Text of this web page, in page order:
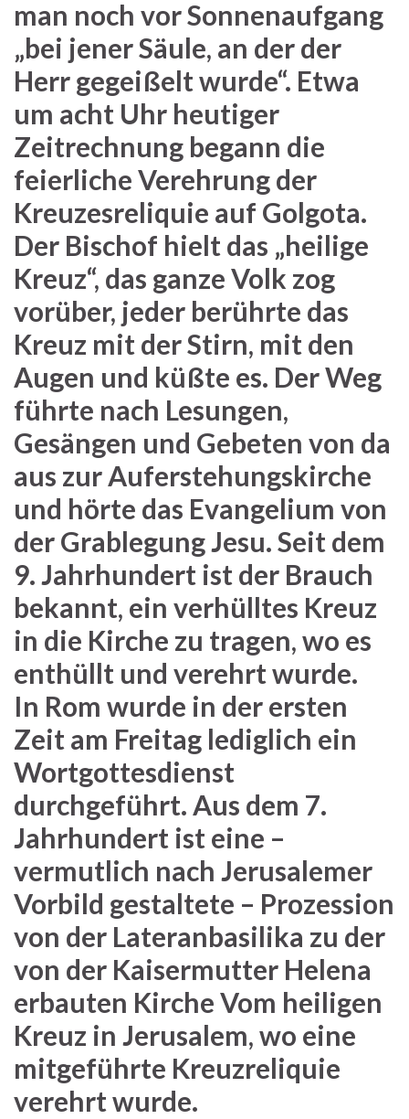
man noch vor Sonnenaufgang
„bei jener Säule, an der der
Herr gegeißelt wurde“. Etwa
um acht Uhr heutiger
Zeitrechnung begann die
feierliche Verehrung der
Kreuzesreliquie auf Golgota.
Der Bischof hielt das „heilige
Kreuz“, das ganze Volk zog
vorüber, jeder berührte das
Kreuz mit der Stirn, mit den
Augen und küßte es. Der Weg
führte nach Lesungen,
Gesängen und Gebeten von da
aus zur Auferstehungskirche
und hörte das Evangelium von
der Grablegung Jesu. Seit dem
9. Jahrhundert ist der Brauch
bekannt, ein verhülltes Kreuz
in die Kirche zu tragen, wo es
enthüllt und verehrt wurde.
In Rom wurde in der ersten
Zeit am Freitag lediglich ein
Wortgottesdienst
durchgeführt. Aus dem 7.
Jahrhundert ist eine –
vermutlich nach Jerusalemer
Vorbild gestaltete – Prozession
von der Lateranbasilika zu der
von der Kaisermutter Helena
erbauten Kirche Vom heiligen
Kreuz in Jerusalem, wo eine
mitgeführte Kreuzreliquie
verehrt wurde.